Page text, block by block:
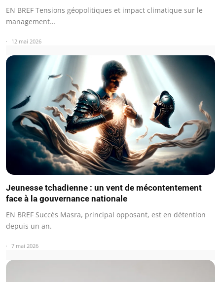
EN BREF Tensions géopolitiques et impact climatique sur le
management…
12 mai 2026
Jeunesse tchadienne : un vent de mécontentement
face à la gouvernance nationale
EN BREF Succès Masra, principal opposant, est en détention
depuis un an.
7 mai 2026